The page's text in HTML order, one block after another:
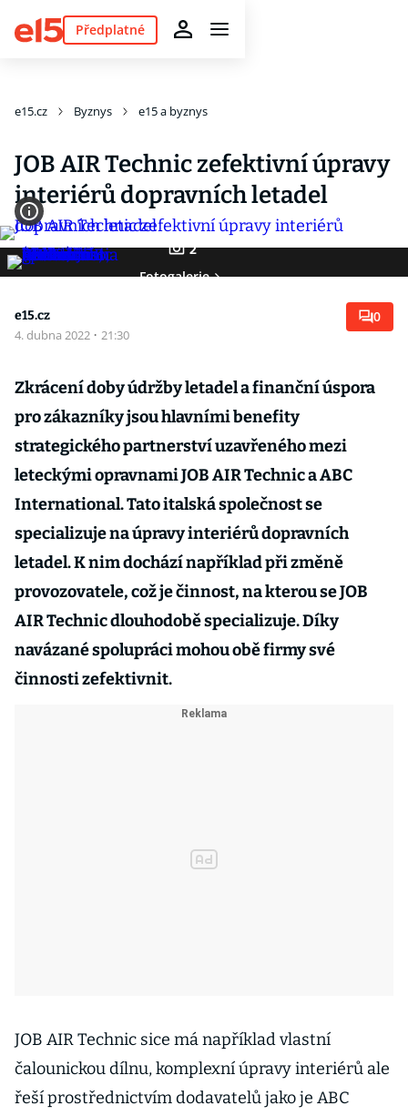
Předplatné
e15.cz Byznys e15 a byznys
JOB AIR Technic zefektivní úpravy
interiérů dopravních letadel
2
Fotogalerie
e15.cz
4. dubna 2022 · 21:30
0
Zkrácení doby údržby letadel a finanční úspora
pro zákazníky jsou hlavními benefity
strategického partnerství uzavřeného mezi
leteckými opravnami JOB AIR Technic a ABC
International. Tato italská společnost se
specializuje na úpravy interiérů dopravních
letadel. K nim dochází například při změně
provozovatele, což je činnost, na kterou se JOB
AIR Technic dlouhodobě specializuje. Díky
navázané spolupráci mohou obě firmy své
činnosti zefektivnit.
JOB AIR Technic sice má například vlastní
čalounickou dílnu, komplexní úpravy interiérů ale
řeší prostřednictvím dodavatelů jako je ABC